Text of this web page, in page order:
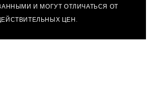
И МОГУТ ОТЛИЧАТЬСЯ ОТ
ЦЕН.